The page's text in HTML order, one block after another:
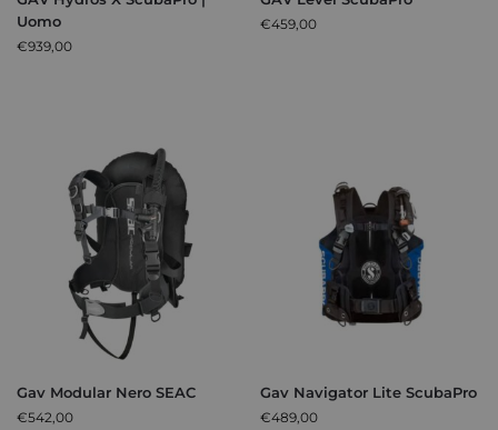
Uomo
€939,00
€459,00
Gav Modular Nero SEAC
€542,00
Gav Navigator Lite ScubaPro
€489,00